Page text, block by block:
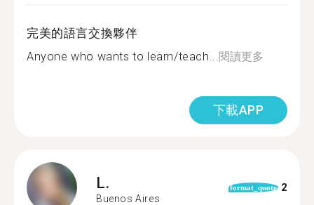
完美的語言交換夥伴
Anyone who wants to learn/teach...閱讀更多
下載APP
L.
Buenos Aires
format_quote 2